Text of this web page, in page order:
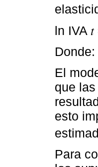
ln IVA 𝑡
Donde:
El
que
esto
Para